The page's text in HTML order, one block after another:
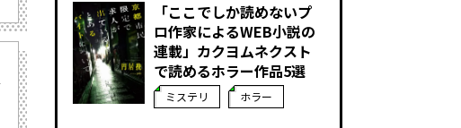
「ここでしか読めないプ
ロ作家によるWEB小説の
連載」――カクヨムネクスト
で読めるホラー作品5選
ミステリ ホラー